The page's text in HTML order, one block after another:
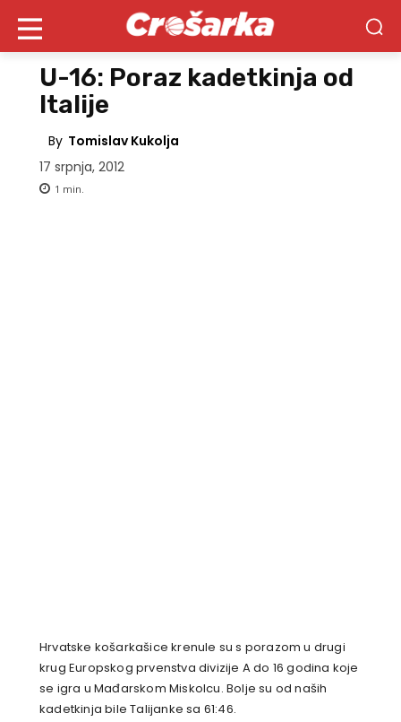
U-16: Poraz kadetkinja od
Italije
By Tomislav Kukolja
17 srpnja, 2012
1 min.
Hrvatske košarkašice krenule su s porazom u drugi
krug Europskog prvenstva divizije A do 16 godina koje
se igra u Mađarskom Miskolcu. Bolje su od naših
kadetkinja bile Talijanke sa 61:46.